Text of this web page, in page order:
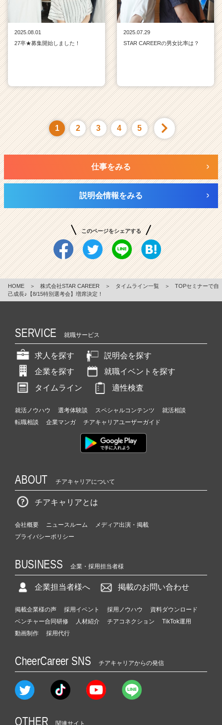
2025.08.01
27卒★募集開始しました！
2025.07.29
STAR CAREERの男女比率は？
1 2 3 4 5
仕事をみる
説明会情報をみる
このページをシェアする
HOME ＞ 株式会社STAR CAREER ＞ タイムライン一覧 ＞
TOPセミナーで自
己成長♪【8/15特別選考会】増席決定！
SERVICE 就職サービス
求人を探す
説明会を探す
企業を探す
就職イベントを探す
タイムライン
適性検査
就活ノウハウ 選考体験談 スペシャルコンテンツ
就活相談
転職相談
企業マンガ チアキャリアユーザーガイド
ABOUT チアキャリアについて
チアキャリアとは
会社概要 ニュースルーム
メディア出演・掲載
プライバシーポリシー
BUSINESS 企業・採用担当者様
企業担当者様へ 掲載のお問い合わせ
掲載企業様の声 採用イベント 採用ノウハウ
資料ダウンロード
ベンチャー合同研修
人材紹介 チアコネクション
TikTok運用
動画制作
採用代行
CheerCareer SNS チアキャリアからの発信
OTHER 関連サイト